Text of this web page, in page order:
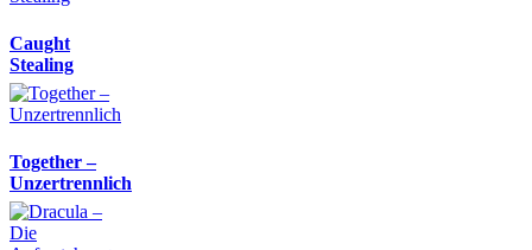
Caught
Stealing
Together –
Unzertrennlich